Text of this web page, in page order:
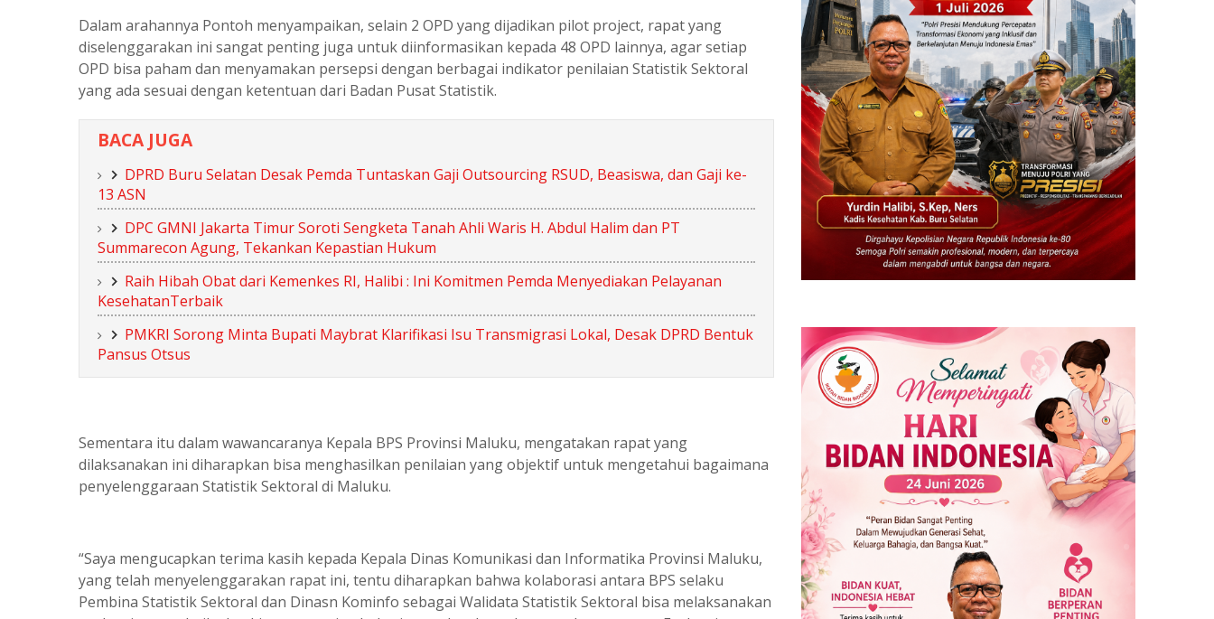
Dalam arahannya Pontoh menyampaikan, selain 2 OPD yang dijadikan pilot project, rapat yang
diselenggarakan ini sangat penting juga untuk diinformasikan kepada 48 OPD lainnya, agar setiap
OPD bisa paham dan menyamakan persepsi dengan berbagai indikator penilaian Statistik Sektoral
yang ada sesuai dengan ketentuan dari Badan Pusat Statistik.
BACA JUGA
DPRD Buru Selatan Desak Pemda Tuntaskan Gaji Outsourcing RSUD, Beasiswa, dan Gaji ke-
13 ASN
DPC GMNI Jakarta Timur Soroti Sengketa Tanah Ahli Waris H. Abdul Halim dan PT
Summarecon Agung, Tekankan Kepastian Hukum
Raih Hibah Obat dari Kemenkes RI, Halibi : Ini Komitmen Pemda Menyediakan Pelayanan
KesehatanTerbaik
PMKRI Sorong Minta Bupati Maybrat Klarifikasi Isu Transmigrasi Lokal, Desak DPRD Bentuk
Pansus Otsus
Sementara itu dalam wawancaranya Kepala BPS Provinsi Maluku, mengatakan rapat yang
dilaksanakan ini diharapkan bisa menghasilkan penilaian yang objektif untuk mengetahui bagaimana
penyelenggaraan Statistik Sektoral di Maluku.
“Saya mengucapkan terima kasih kepada Kepala Dinas Komunikasi dan Informatika Provinsi Maluku,
yang telah menyelenggarakan rapat ini, tentu diharapkan bahwa kolaborasi antara BPS selaku
Pembina Statistik Sektoral dan Dinasn Kominfo sebagai Walidata Statistik Sektoral bisa melaksanakan